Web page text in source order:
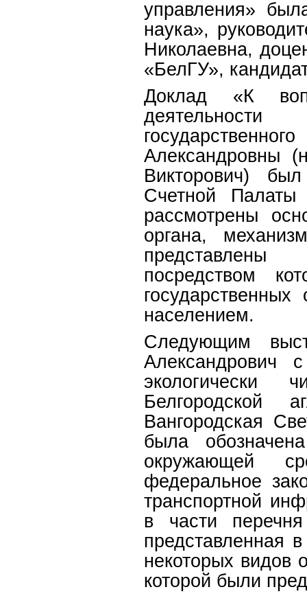
управления»
наука»,
Николаевна,
«БелГУ»,
Доклад «К
Александровны
Викторович)
Счетной
рассмотрены
органа,
посредством
населением.
Следующим
Александрович
экологически
Белгородской
Вангородская
была
окружающей
федеральное
транспортной
в части перечня
представленная
некоторых видов
которой были